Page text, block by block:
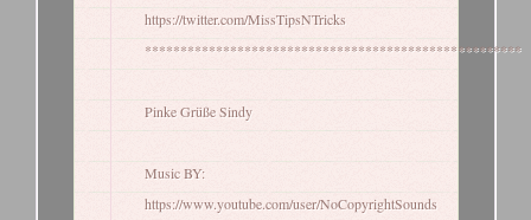
https://twitter.com/MissTipsNTricks
*****************************************************
Pinke Grüße Sindy
Music BY:
https://www.youtube.com/user/NoCopyrightSounds